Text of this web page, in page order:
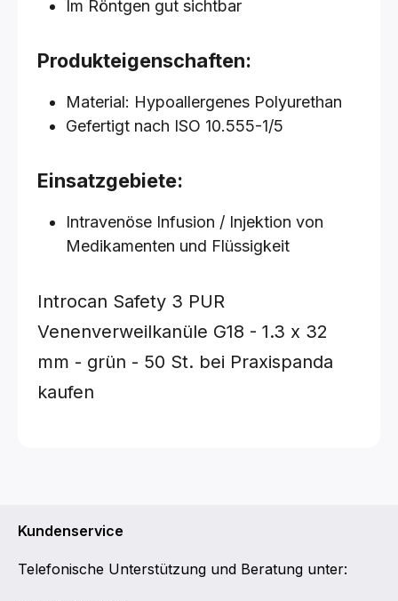
Im Röntgen gut sichtbar
Produkteigenschaften:
Material: Hypoallergenes Polyurethan
Gefertigt nach ISO 10.555-1/5
Einsatzgebiete:
Intravenöse Infusion / Injektion von
Medikamenten und Flüssigkeit
Introcan Safety 3 PUR
Venenverweilkanüle G18 - 1.3 x 32
mm - grün - 50 St. bei Praxispanda
kaufen
Kundenservice
Telefonische Unterstützung und Beratung unter: